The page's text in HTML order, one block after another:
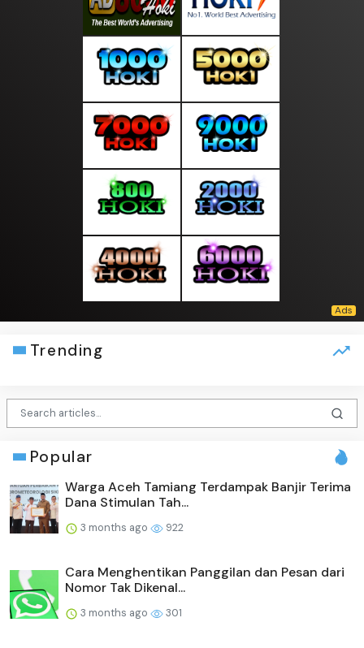
Trending
Popular
Warga Aceh Tamiang Terdampak Banjir Terima
Dana Stimulan Tah...
3 months ago 922
Cara Menghentikan Panggilan dan Pesan dari
Nomor Tak Dikenal...
3 months ago 301